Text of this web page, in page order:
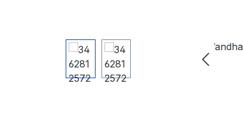
Bildergalerie überspringen